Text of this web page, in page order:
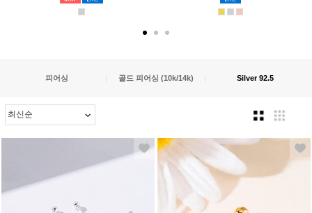
피어싱 골드 피어싱 (10k/14k) Silver 92.5